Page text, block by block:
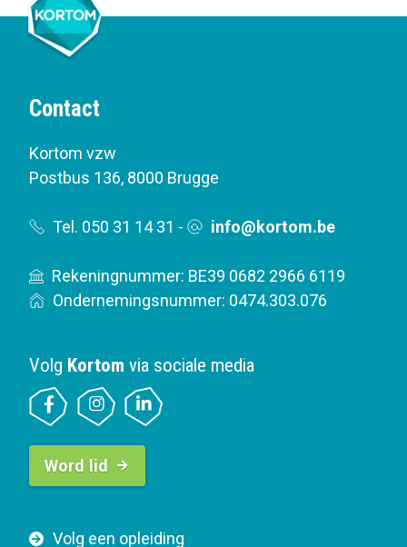
Contact
Kortom vzw
Postbus 136, 8000 Brugge
Tel. 050 31 14 31 - info@kortom.be
Rekeningnummer: BE39 0682 2966 6119
Ondernemingsnummer: 0474.303.076
F Volg een opleiding
Volg Kortom via sociale media
B
t
o
Word lid